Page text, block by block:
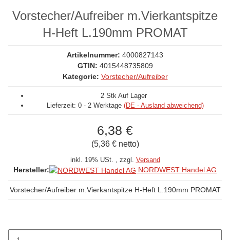
Vorstecher/Aufreiber m.Vierkantspitze
H-Heft L.190mm PROMAT
Artikelnummer: 4000827143
GTIN: 4015448735809
Kategorie: Vorstecher/Aufreiber
2 Stk Auf Lager
Lieferzeit: 0 - 2 Werktage (DE - Ausland abweichend)
6,38 €
(5,36 € netto)
inkl. 19% USt. , zzgl. Versand
Hersteller: NORDWEST Handel AG
Vorstecher/Aufreiber m.Vierkantspitze H-Heft L.190mm PROMAT